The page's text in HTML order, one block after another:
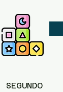
SEGUNDO